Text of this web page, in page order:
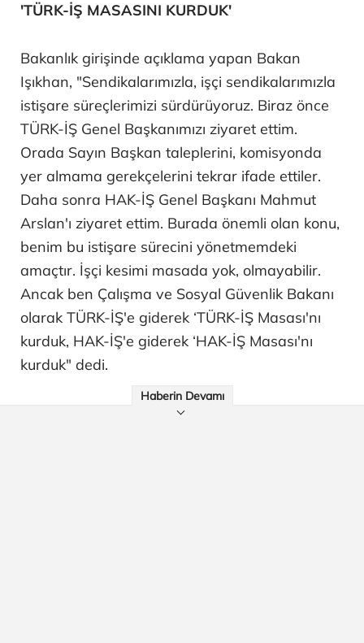
'TÜRK-İŞ MASASINI KURDUK'
Bakanlık girişinde açıklama yapan Bakan
Işıkhan, "Sendikalarımızla, işçi sendikalarımızla
istişare süreçlerimizi sürdürüyoruz. Biraz önce
TÜRK-İŞ Genel Başkanımızı ziyaret ettim.
Orada Sayın Başkan taleplerini, komisyonda
yer almama gerekçelerini tekrar ifade ettiler.
Daha sonra HAK-İŞ Genel Başkanı Mahmut
Arslan'ı ziyaret ettim. Burada önemli olan konu,
benim bu istişare sürecini yönetmemdeki
amaçtır. İşçi kesimi masada yok, olmayabilir.
Ancak ben Çalışma ve Sosyal Güvenlik Bakanı
olarak TÜRK-İŞ'e giderek ‘TÜRK-İŞ Masası'nı
kurduk, HAK-İŞ'e giderek ‘HAK-İŞ Masası'nı
kurduk" dedi.
Haberin Devamı